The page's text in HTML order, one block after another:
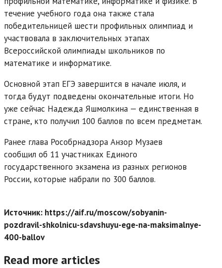
течение учебного года она также стала
победительницей шести профильных олимпиад и
участвовала в заключительных этапах
Всероссийской олимпиады школьников по
математике и информатике.
Основной этап ЕГЭ завершится в начале июля, и
тогда будут подведены окончательные итоги. Но
уже сейчас Надежда Яшмолкина — единственная в
стране, кто получил 100 баллов по всем предметам.
Ранее глава Рособрнадзора Анзор Музаев
сообщил об 11 участниках Единого
государственного экзамена из разных регионов
России, которые набрали по 300 баллов.
Источник: https://aif.ru/moscow/sobyanin-
pozdravil-shkolnicu-sdavshuyu-ege-na-maksimalnye-
400-ballov
Read more articles